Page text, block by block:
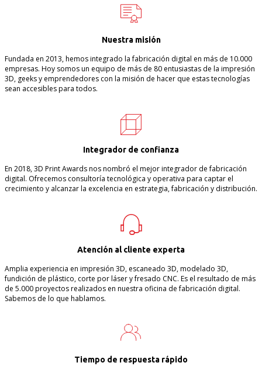
Nuestra misión
Fundada en 2013, hemos integrado la fabricación digital en más de 10.000
empresas. Hoy somos un equipo de más de 80 entusiastas de la impresión
3D, geeks y emprendedores con la misión de hacer que estas tecnologías
sean accesibles para todos.
Integrador de confianza
En 2018, 3D Print Awards nos nombró el mejor integrador de fabricación
digital. Ofrecemos consultoría tecnológica y operativa para captar el
crecimiento y alcanzar la excelencia en estrategia, fabricación y distribución.
Atención al cliente experta
Amplia experiencia en impresión 3D, escaneado 3D, modelado 3D,
fundición de plástico, corte por láser y fresado CNC. Es el resultado de más
de 5.000 proyectos realizados en nuestra oficina de fabricación digital.
Sabemos de lo que hablamos.
Tiempo de respuesta rápido